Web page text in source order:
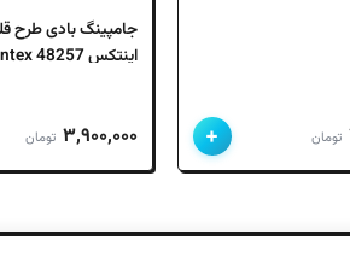
تومان +
جامپینگ بادی طرح
اینتکس 48257 intex
۳,۹۰۰,۰۰۰ تومان